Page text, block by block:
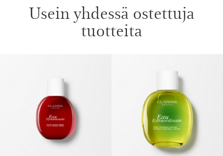
Usein yhdessä ostettuja
tuotteita